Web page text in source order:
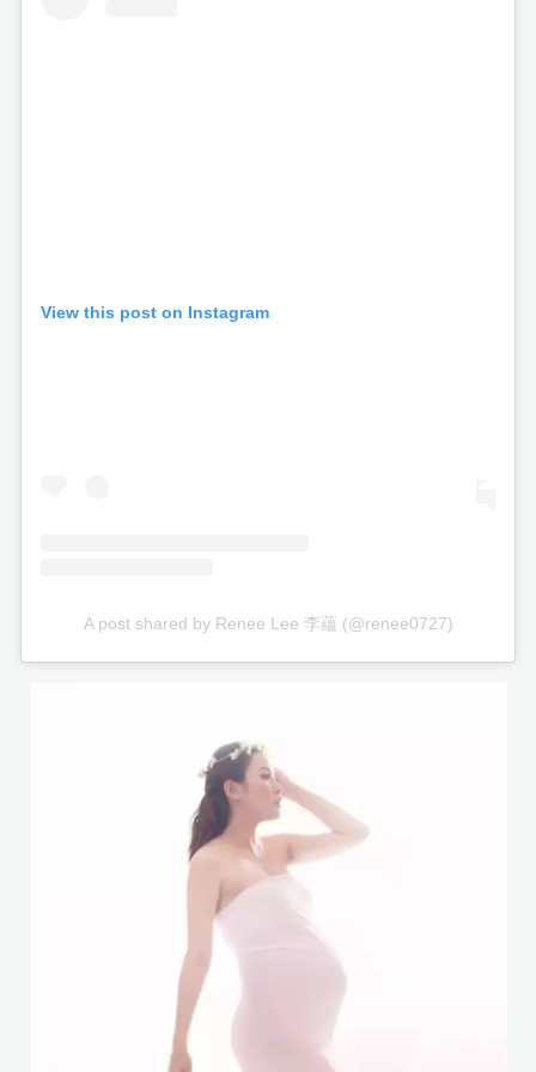
View this post on Instagram
A post shared by Renee Lee 李蘊 (@renee0727)